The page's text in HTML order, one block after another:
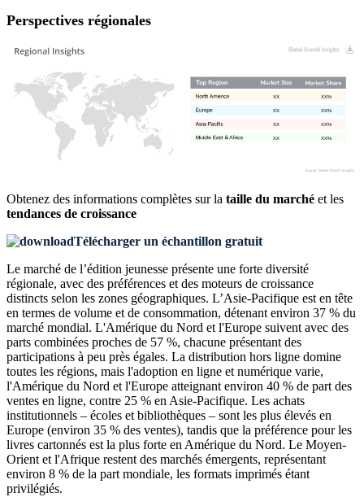
Perspectives régionales
XX%
XX
XX%
XX
XX%
XX
XX%
XX
Obtenez des informations complètes sur la taille du marché et les
tendances de croissance
Télécharger un échantillon gratuit
Le marché de l’édition jeunesse présente une forte diversité
régionale, avec des préférences et des moteurs de croissance
distincts selon les zones géographiques. L’Asie-Pacifique est en tête
en termes de volume et de consommation, détenant environ 37 % du
marché mondial. L'Amérique du Nord et l'Europe suivent avec des
parts combinées proches de 57 %, chacune présentant des
participations à peu près égales. La distribution hors ligne domine
toutes les régions, mais l'adoption en ligne et numérique varie,
l'Amérique du Nord et l'Europe atteignant environ 40 % de part des
ventes en ligne, contre 25 % en Asie-Pacifique. Les achats
institutionnels – écoles et bibliothèques – sont les plus élevés en
Europe (environ 35 % des ventes), tandis que la préférence pour les
livres cartonnés est la plus forte en Amérique du Nord. Le Moyen-
Orient et l'Afrique restent des marchés émergents, représentant
environ 8 % de la part mondiale, les formats imprimés étant
privilégiés.